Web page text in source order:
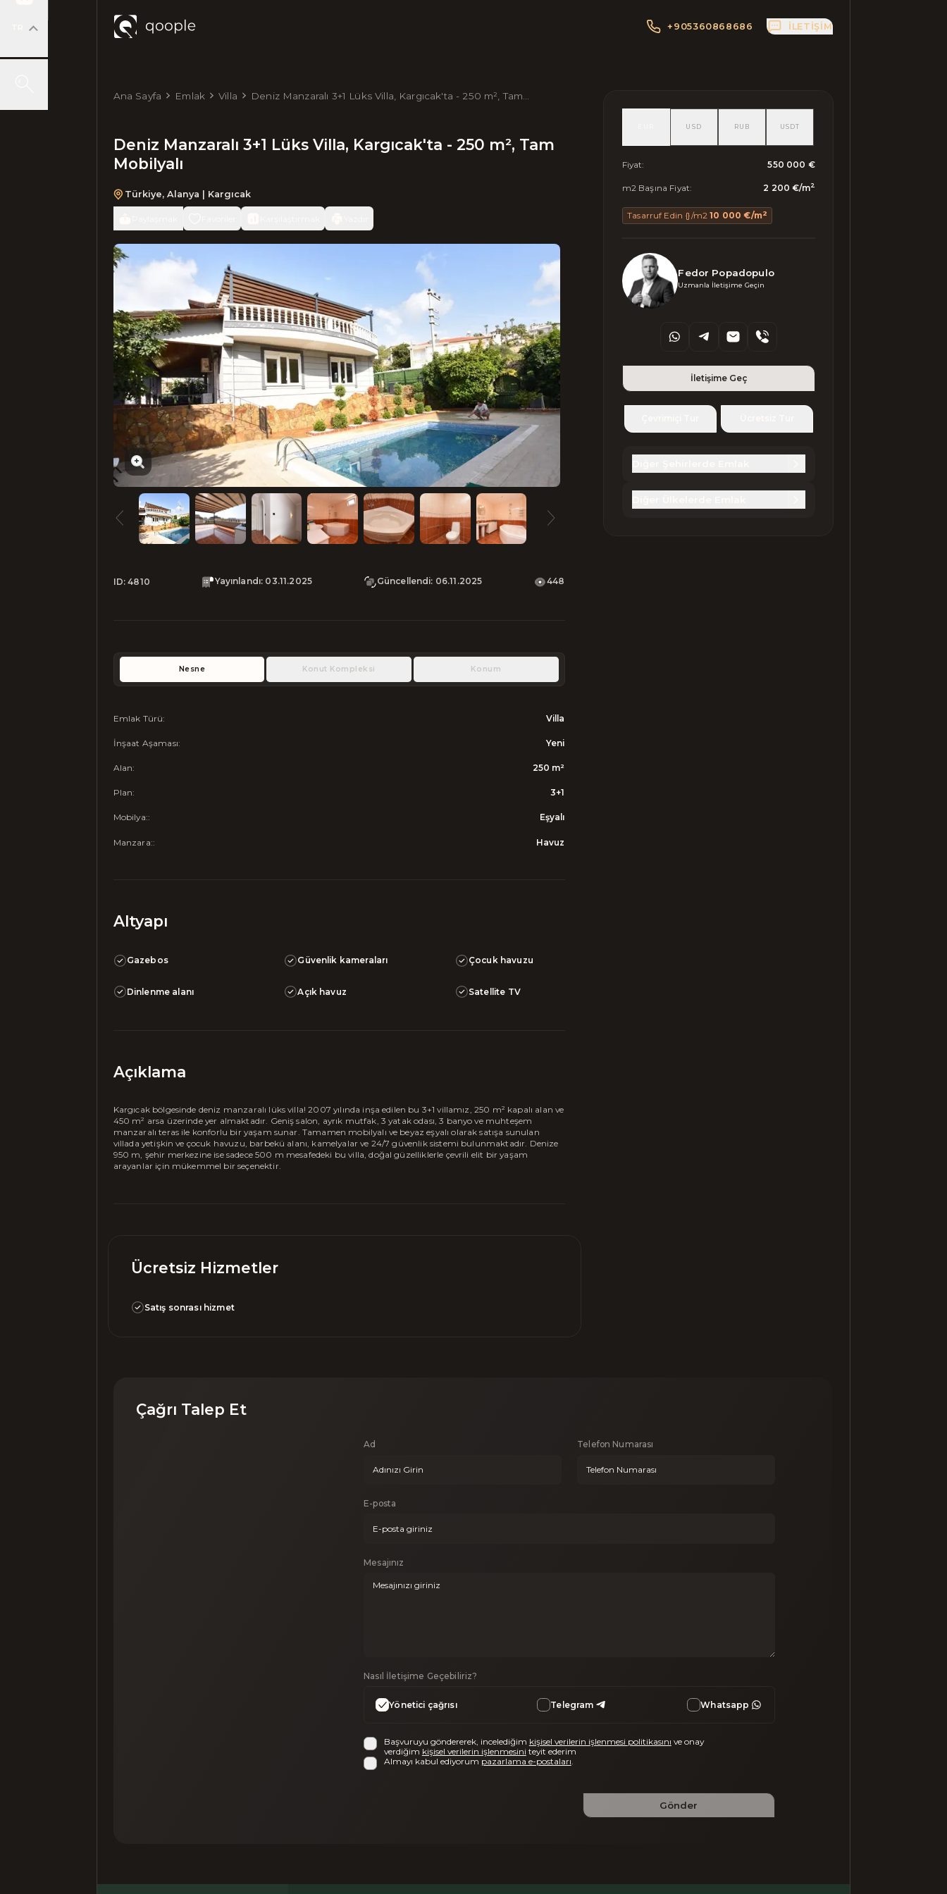
+905360868686 İLETIŞIM
Ana Sayfa Emlak Villa
Deniz Manzaralı 3+1 Lüks Villa, Kargıcak'ta - 250 m², Tam
Deniz Manzaralı 3+1 Lüks Villa, Kargıcak'ta - 250 m², Tam
Mobilyalı
Türkiye, Alanya | Kargıcak
ID:4810 Yayınlandı: 03.11.2025 Güncellendi: 06.11.2025 448
Nesne Konut Kompleksi Konum
Emlak Türü: Villa
İnşaat Aşaması: Yeni
Alan: 250 m²
Plan: 3+1
Mobilya:: Eşyalı
Manzara:: Havuz
Altyapı
Gazebos Güvenlik kameraları Çocuk havuzu
Dinlenme alanı Açık havuz Satellite TV
Açıklama
Kargıcak bölgesinde deniz manzaralı lüks villa! 2007 yılında inşa edilen bu 3+1 villamız, 250 m² kapalı alan ve
450 m² arsa üzerinde yer almaktadır. Geniş salon, ayrık mutfak, 3 yatak odası, 3 banyo ve muhteşem
manzaralı teras ile konforlu bir yaşam sunar. Tamamen mobilyalı ve beyaz eşyalı olarak satışa sunulan
villada yetişkin ve çocuk havuzu, barbekü alanı, kamelyalar ve 24/7 güvenlik sistemi bulunmaktadır. Denize
950 m, şehir merkezine ise sadece 500 m mesafedeki bu villa, doğal güzelliklerle çevrili elit bir yaşam
arayanlar için mükemmel bir seçenektir.
Ücretsiz Hizmetler
Satış sonrası hizmet
Çağrı Talep Et
Ad Telefon Numarası
E-posta
Mesajınız
Nasıl İletişime Geçebiliriz?
Yönetici çağrısı Telegram Whatsapp
Başvuruyu göndererek, incelediğim kişisel verilerin işlenmesi politikasını ve onay
verdiğim kişisel verilerin işlenmesini teyit ederim
Almayı kabul ediyorum pazarlama e-postaları.
Gönder
USD RUB USDT
Fiyat: 550 000 €
m2 Başına Fiyat: 2 200 €/m2
Tasarruf Edin {}/m2 10 000 €/m2
Fedor Popadopulo
Uzmanla İletişime Geçin
İletişime Geç